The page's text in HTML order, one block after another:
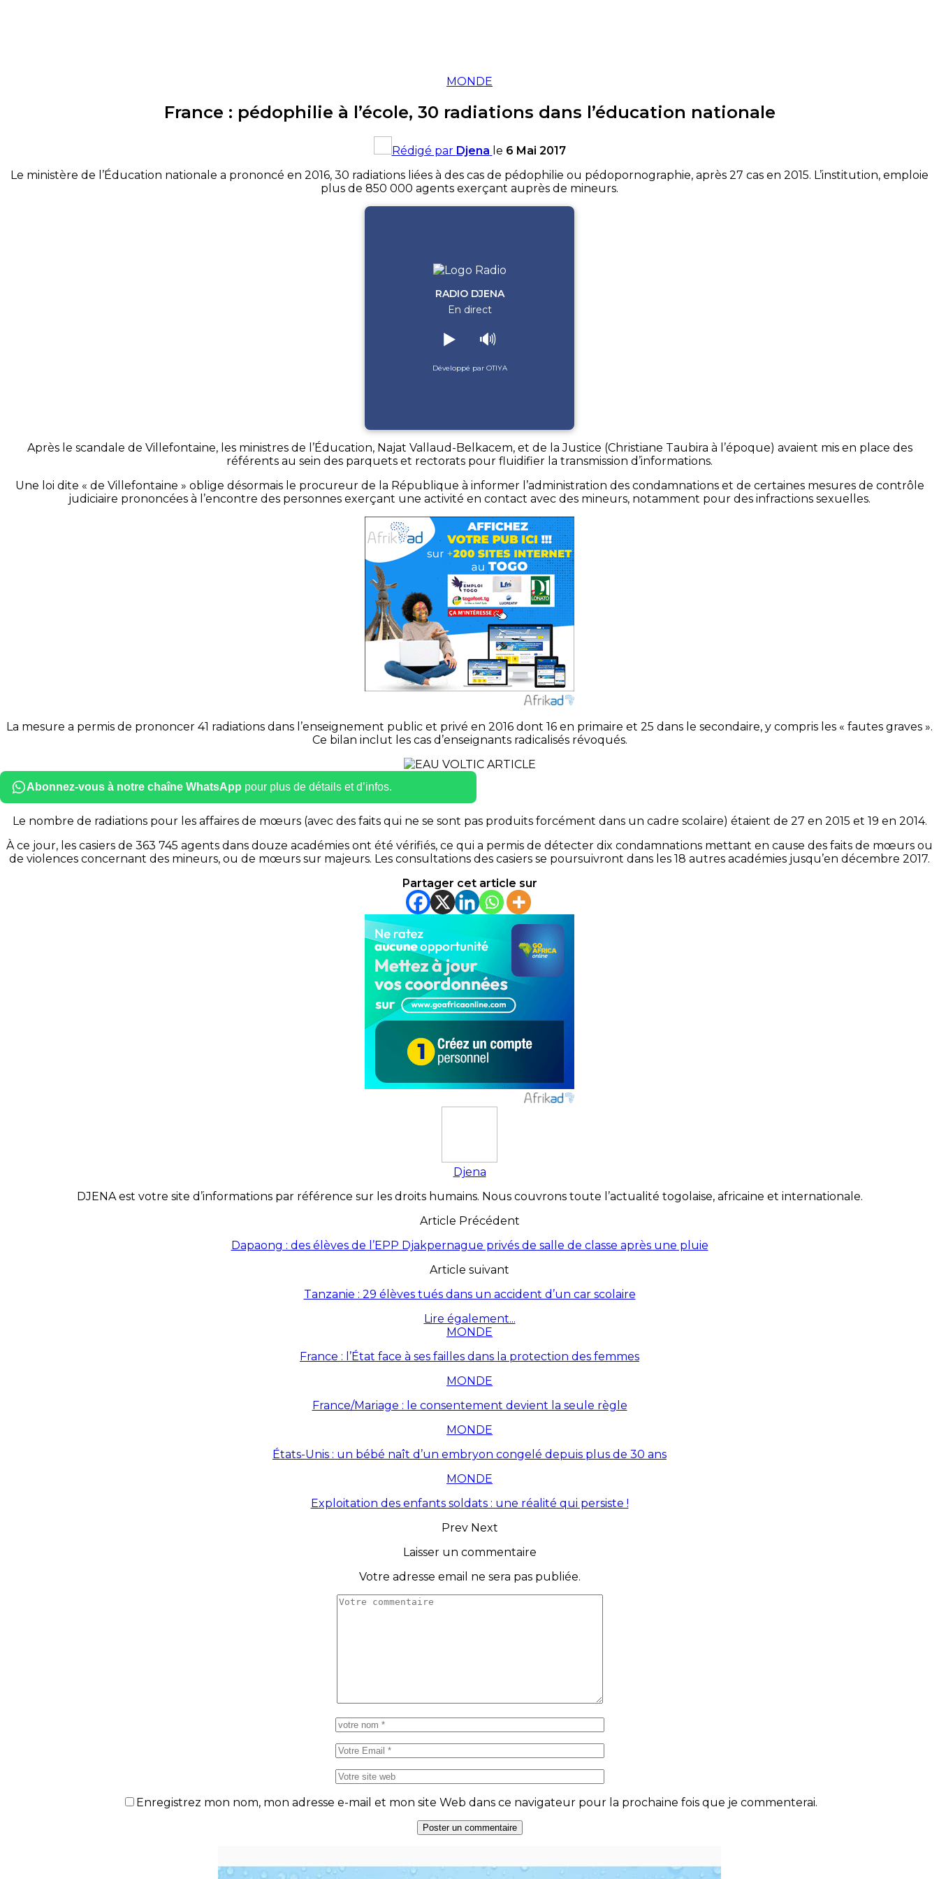
MONDE
France : pédophilie à l’école, 30 radiations dans l’éducation nationale
Rédigé par Djena le 6 Mai 2017
Le ministère de l’Éducation nationale a prononcé en 2016, 30 radiations liées à des cas de pédophilie ou pédopornographie, après 27 cas en 2015. L’institution, emploie
plus de 850 000 agents exerçant auprès de mineurs.
RADIO DJENA
En direct
▶️ 🔊
Développé par OTIYA
Après le scandale de Villefontaine, les ministres de l’Éducation, Najat Vallaud-Belkacem, et de la Justice (Christiane Taubira à l’époque) avaient mis en place des
référents au sein des parquets et rectorats pour fluidifier la transmission d’informations.
Une loi dite « de Villefontaine » oblige désormais le procureur de la République à informer l’administration des condamnations et de certaines mesures de contrôle
judiciaire prononcées à l’encontre des personnes exerçant une activité en contact avec des mineurs, notamment pour des infractions sexuelles.
La mesure a permis de prononcer 41 radiations dans l’enseignement public et privé en 2016 dont 16 en primaire et 25 dans le secondaire, y compris les « fautes graves ».
Ce bilan inclut les cas d’enseignants radicalisés révoqués.
Abonnez-vous à notre chaîne WhatsApp pour plus de détails et d’infos.
Le nombre de radiations pour les affaires de mœurs (avec des faits qui ne se sont pas produits forcément dans un cadre scolaire) étaient de 27 en 2015 et 19 en 2014.
À ce jour, les casiers de 363 745 agents dans douze académies ont été vérifiés, ce qui a permis de détecter dix condamnations mettant en cause des faits de mœurs ou
de violences concernant des mineurs, ou de mœurs sur majeurs. Les consultations des casiers se poursuivront dans les 18 autres académies jusqu’en décembre 2017.
Partager cet article sur
Djena
DJENA est votre site d’informations par référence sur les droits humains. Nous couvrons toute l’actualité togolaise, africaine et internationale.
Article Précédent
Dapaong : des élèves de l’EPP Djakpernague privés de salle de classe après une pluie
Article suivant
Tanzanie : 29 élèves tués dans un accident d’un car scolaire
Lire également...
MONDE
France : l’État face à ses failles dans la protection des femmes
MONDE
France/Mariage : le consentement devient la seule règle
MONDE
États-Unis : un bébé naît d’un embryon congelé depuis plus de 30 ans
MONDE
Exploitation des enfants soldats : une réalité qui persiste !
Prev Next
Laisser un commentaire
Votre adresse email ne sera pas publiée.
Enregistrez mon nom, mon adresse e-mail et mon site Web dans ce navigateur pour la prochaine fois que je commenterai.